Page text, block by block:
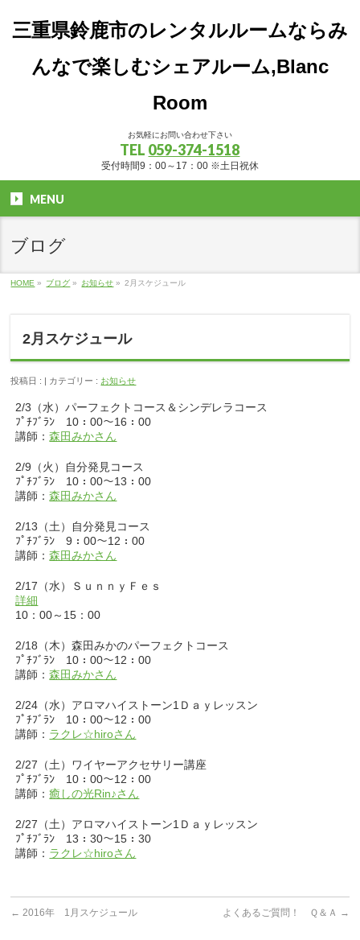
三重県鈴鹿市のレンタルルームならみ
んなで楽しむシェアルーム,Blanc
Room
お気軽にお問い合わせ下さい
TEL 059-374-1518
受付時間9：00～17：00 ※土日祝休
MENU
ブログ
HOME » ブログ » お知らせ » 2月スケジュール
2月スケジュール
投稿日 : | カテゴリー : お知らせ
2/3（水）パーフェクトコース＆シンデレラコース
ﾌﾟﾁﾌﾞﾗﾝ 10：00～16：00
講師：森田みかさん
2/9（火）自分発見コース
ﾌﾟﾁﾌﾞﾗﾝ 10：00～13：00
講師：森田みかさん
2/13（土）自分発見コース
ﾌﾟﾁﾌﾞﾗﾝ 9：00～12：00
講師：森田みかさん
2/17（水）ＳｕｎｎｙＦｅｓ
詳細
10：00～15：00
2/18（木）森田みかのパーフェクトコース
ﾌﾟﾁﾌﾞﾗﾝ 10：00～12：00
講師：森田みかさん
2/24（水）アロマハイストーン1Ｄａｙレッスン
ﾌﾟﾁﾌﾞﾗﾝ 10：00～12：00
講師： ラクレ☆hiroさん
2/27（土）ワイヤーアクセサリー講座
ﾌﾟﾁﾌﾞﾗﾝ 10：00～12：00
講師：癒しの光Rin♪さん
2/27（土）アロマハイストーン1Ｄａｙレッスン
ﾌﾟﾁﾌﾞﾗﾝ 13：30～15：30
講師： ラクレ☆hiroさん
← 2016年 1月スケジュール よくあるご質問！ Ｑ＆Ａ →